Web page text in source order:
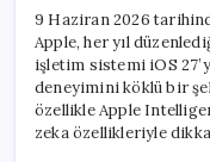
9 Haziran 2026
Apple, her yıl
işletim sistemi iOS
deneyimini köklü bir
özellikle Apple
zeka özellikleriyle